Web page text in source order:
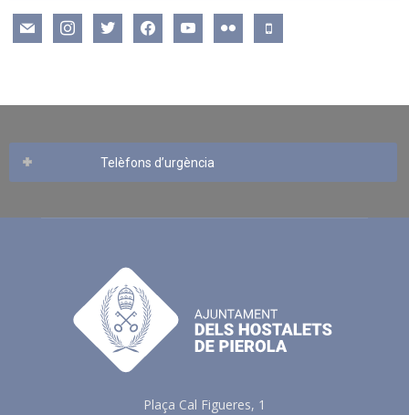
mail instagramtwitter facebookyoutube flickr mobile
Telèfons d’urgència
Plaça Cal Figueres, 1